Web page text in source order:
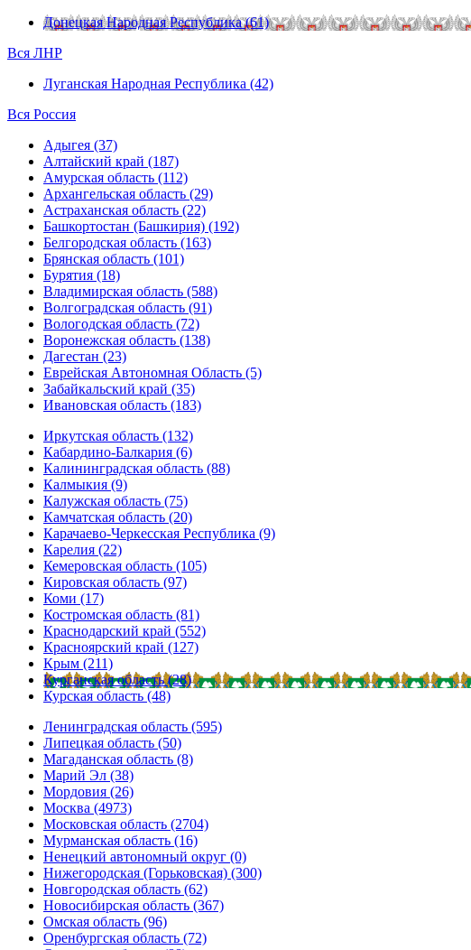
Донецкая Народная Республика (61)
Вся ЛНР
Луганская Народная Республика (42)
Вся Россия
Адыгея (37)
Алтайский край (187)
Амурская область (112)
Архангельская область (29)
Астраханская область (22)
Башкортостан (Башкирия) (192)
Белгородская область (163)
Брянская область (101)
Бурятия (18)
Владимирская область (588)
Волгоградская область (91)
Вологодская область (72)
Воронежская область (138)
Дагестан (23)
Еврейская Автономная Область (5)
Забайкальский край (35)
Ивановская область (183)
Иркутская область (132)
Кабардино-Балкария (6)
Калининградская область (88)
Калмыкия (9)
Калужская область (75)
Камчатская область (20)
Карачаево-Черкесская Республика (9)
Карелия (22)
Кемеровская область (105)
Кировская область (97)
Коми (17)
Костромская область (81)
Краснодарский край (552)
Красноярский край (127)
Крым (211)
Курганская область (28)
Курская область (48)
Ленинградская область (595)
Липецкая область (50)
Магаданская область (8)
Марий Эл (38)
Мордовия (26)
Москва (4973)
Московская область (2704)
Мурманская область (16)
Ненецкий автономный округ (0)
Нижегородская (Горьковская) (300)
Новгородская область (62)
Новосибирская область (367)
Омская область (96)
Оренбургская область (72)